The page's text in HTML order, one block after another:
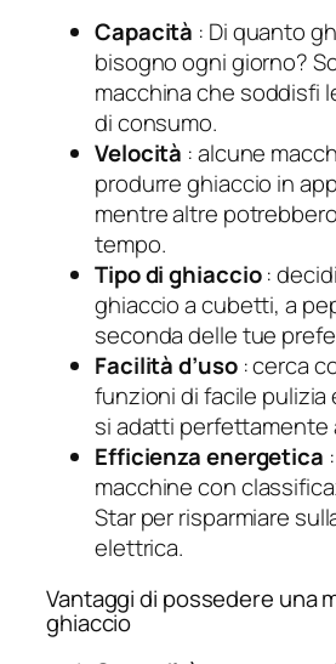
Capacità : Di quanto
bisogno ogni giorno?
macchina che soddisfi
di consumo.
Velocità : alcune
produrre ghiaccio in
mentre altre
tempo.
Tipo di ghiaccio:
ghiaccio a cubetti, a
seconda delle tue
Facilità d’uso: cerca
funzioni di facile pulizia
si adatti perfettamente
Efficienza energetica
macchine con
Star per risparmiare
elettrica.
Vantaggi di possedere una
ghiaccio